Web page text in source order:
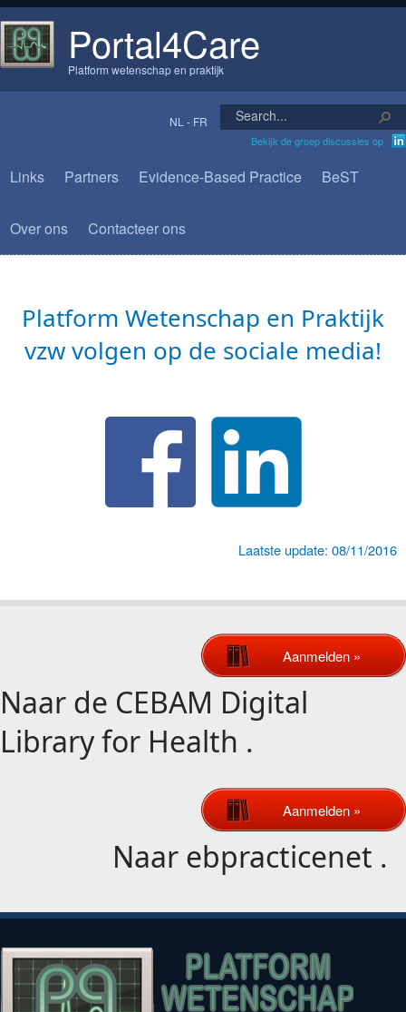
Portal4Care
Platform wetenschap en praktijk
NL - FR
Bekijk de groep discussies op
Links Partners Evidence-Based Practice BeST
Over ons Contacteer ons
​​​Platform Wetenschap en Praktijk
vzw volgen op de sociale media!
Laatste update: 08/11/2016
Aanmelden »
Naar de CEBAM Digital
Library for Health .
Aanmelden »
Naar ebpracticenet .